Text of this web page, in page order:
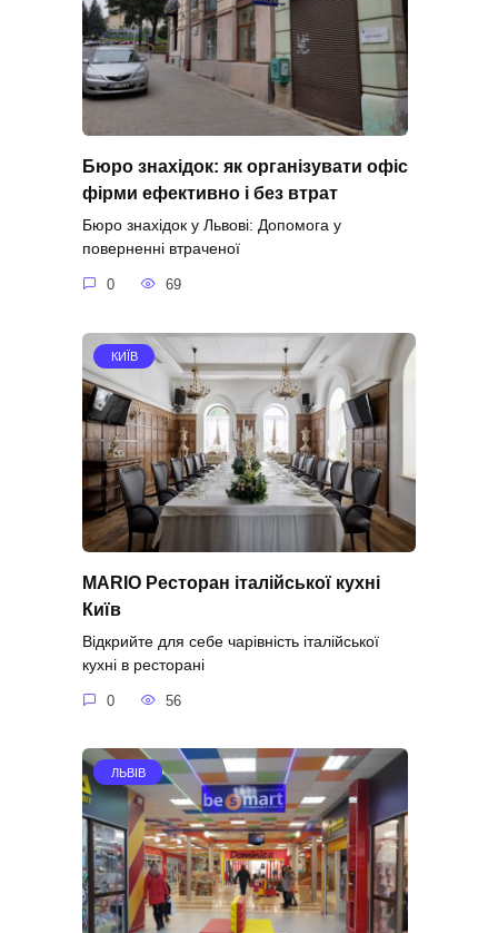
Бюро знахідок: як організувати офіс
фірми ефективно і без втрат
Бюро знахідок у Львові: Допомога у
поверненні втраченої
0 69
КИЇВ
MARIO Ресторан італійської кухні
Київ
Відкрийте для себе чарівність італійської
кухні в ресторані
0 56
ЛЬВІВ